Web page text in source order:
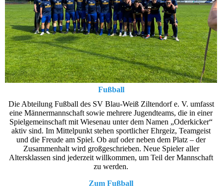
Fußball
Die Abteilung Fußball des SV Blau-Weiß Ziltendorf e. V. umfasst
eine Männermannschaft sowie mehrere Jugendteams, die in einer
Spielgemeinschaft mit Wiesenau unter dem Namen „Oderkicker“
aktiv sind. Im Mittelpunkt stehen sportlicher Ehrgeiz, Teamgeist
und die Freude am Spiel. Ob auf oder neben dem Platz – der
Zusammenhalt wird großgeschrieben. Neue Spieler aller
Altersklassen sind jederzeit willkommen, um Teil der Mannschaft
zu werden.
Zum Fußball